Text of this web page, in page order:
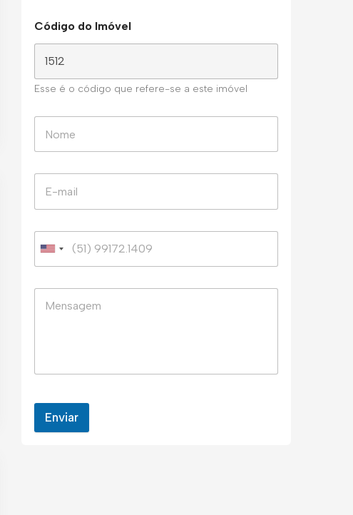
Código do Imóvel
Esse é o código que refere-se a este imóvel
Enviar